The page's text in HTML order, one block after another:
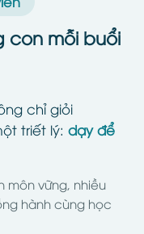
con mỗi buổi
chỉ giỏi
triết lý: dạy để
môn vững, nhiều
hành cùng học